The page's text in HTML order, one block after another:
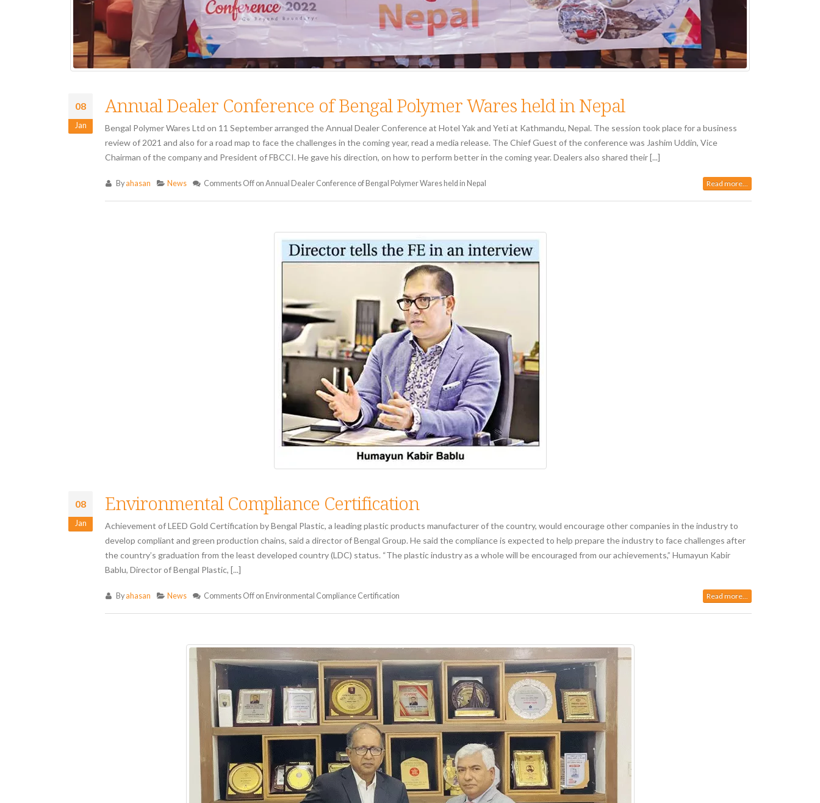
08
Jan
Annual Dealer Conference of Bengal Polymer Wares held in Nepal
Bengal Polymer Wares Ltd on 11 September arranged the Annual Dealer Conference at Hotel Yak and Yeti at Kathmandu, Nepal. The session took place for a business
review of 2021 and also for a road map to face the challenges in the coming year, read a media release. The Chief Guest of the conference was Jashim Uddin, Vice
Chairman of the company and President of FBCCI. He gave his direction, on how to perform better in the coming year. Dealers also shared their [...]
Byahasan News Comments Offon Annual Dealer Conference of Bengal Polymer Wares held in Nepal Read more...
08
Jan
Environmental Compliance Certification
Achievement of LEED Gold Certification by Bengal Plastic, a leading plastic products manufacturer of the country, would encourage other companies in the industry to
develop compliant and green production chains, said a director of Bengal Group. He said the compliance is expected to help prepare the industry to face challenges after
the country’s graduation from the least developed country (LDC) status. “The plastic industry as a whole will be encouraged from our achievements,” Humayun Kabir
Bablu, Director of Bengal Plastic, [...]
Byahasan News Comments Offon Environmental Compliance Certification Read more...